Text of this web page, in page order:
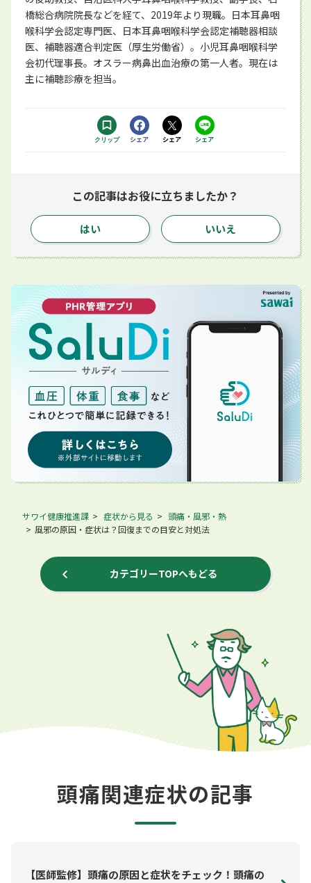
橋総合病院院長などを経て、2019年より現職。日本耳鼻咽
喉科学会認定専門医、日本耳鼻咽喉科学会認定補聴器相談
医、補聴器適合判定医（厚生労働省）。小児耳鼻咽喉科学
会初代理事長。オスラー病鼻出血治療の第一人者。現在は
主に補聴診療を担当。
クリップ Facebookで
シェア
Xで
シェア
LINEで
シェア
この記事はお役に立ちましたか？
はい いいえ
サワイ健康推進課 症状から見る
頭痛・風邪・熱
風邪の原因・症状は？回復までの目安と対処法
カテゴリーTOPへもどる
頭痛関連症状の記事
【医師監修】頭痛の原因と症状をチェック！頭痛の